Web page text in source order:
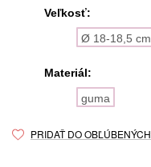
Veľkosť:
Ø 18-18,5 cm
Materiál:
guma
PRIDAŤ DO OBĽÚBENÝCH